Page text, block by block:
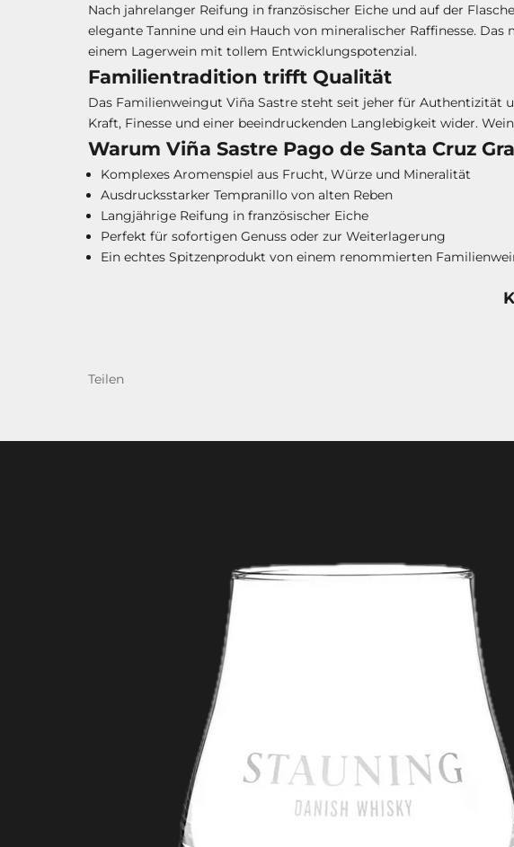
Nach jahrelanger Reifung in französischer Eiche und auf der
elegante Tannine und ein Hauch von mineralischer Raffinesse.
einem Lagerwein mit tollem Entwicklungspotenzial.
Familientradition trifft Qualität
Das Familienweingut Viña Sastre steht seit jeher für Authentizität
Kraft, Finesse und einer beeindruckenden Langlebigkeit wider.
Warum Viña Sastre Pago de Santa Cruz
Komplexes Aromenspiel aus Frucht, Würze und Mineralität
Ausdrucksstarker Tempranillo von alten Reben
Langjährige Reifung in französischer Eiche
Perfekt für sofortigen Genuss oder zur Weiterlagerung
Ein echtes Spitzenprodukt von einem renommierten
Teilen